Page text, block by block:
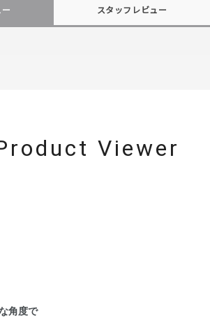
スタッフレビュー
Viewer
角度で